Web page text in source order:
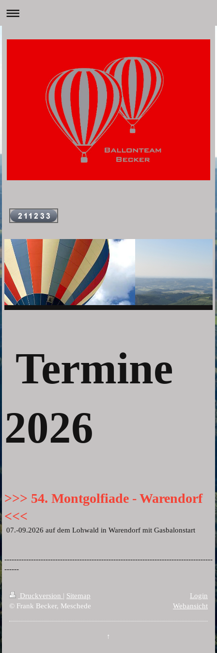
Termine
2026
>>> 54. Montgolfiade - Warendorf
<<<
07.-09.2026 auf dem Lohwald in Warendorf mit Gasbalonstart
--------------------------------------------------------------------------------------
------
Druckversion | Sitemap
© Frank Becker, Meschede
Login
Webansicht
↑